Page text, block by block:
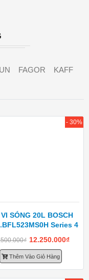
FAGOR KAFF
SÓNG 20L BOSCH
Series 4
₫ 12.250.000₫
Thêm Vào Giỏ Hàng
- 30%